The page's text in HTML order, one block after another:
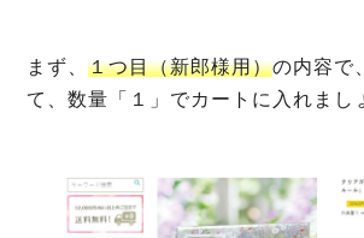
まず、１つ目（新郎様用）の内容で
て、数量「１」でカートに入れまし